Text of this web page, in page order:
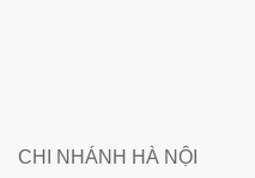
CHI NHÁNH HÀ NỘI